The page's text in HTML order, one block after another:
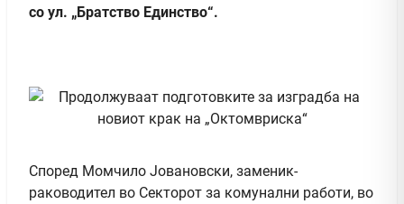
со ул. „Братство Единство“.
Според Момчило Јовановски, заменик-
раководител во Секторот за комунални работи, во